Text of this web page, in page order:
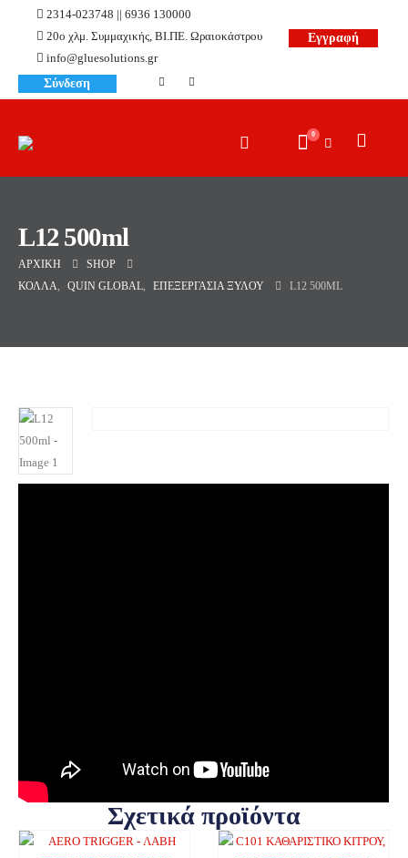
2314-023748 || 6936 130000
20ο χλμ. Συμμαχικής, ΒΙ.ΠΕ. Ωραιοκάστρου
info@gluesolutions.gr
Εγγραφή
Σύνδεση
0
L12 500ml
ΑΡΧΙΚΉ
SHOP
ΚΌΛΛΑ, QUIN GLOBAL, ΕΠΕΞΕΡΓΑΣΊΑ ΞΎΛΟΥ L12 500ML
Σχετικά προϊόντα